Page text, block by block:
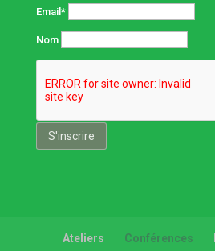
Email*
Nom
Ateliers Conférences